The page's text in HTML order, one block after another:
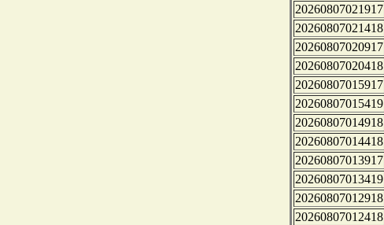
20260807021917
20260807021418
20260807020917
20260807020418
20260807015917
20260807015419
20260807014918
20260807014418
20260807013917
20260807013419
20260807012918
20260807012418